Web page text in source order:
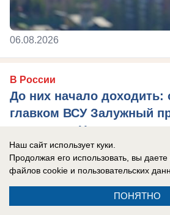
06.08.2026
В России
До них начало доходить:
главком ВСУ Залужный
поражение Украины
Российская армия нашла
практически всему
использовал Киев в зоне
Наш сайт использует куки.
Продолжая его использовать, вы даете
файлов cookie и пользовательских
ПОНЯТНО